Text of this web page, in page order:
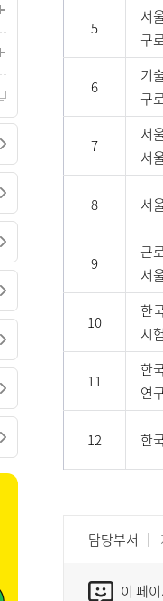
5
서
구
6
기
구
7
서
서
8 서
9
근
서
10
한
시
11
한
연
12 한
담당부서
이 페